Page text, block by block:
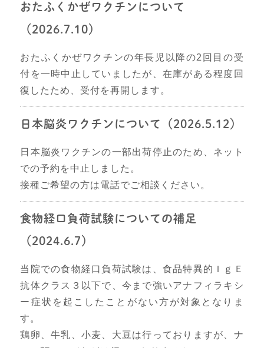
おたふくかぜワクチンについて
（2026.7.10）
おたふくかぜワクチンの年長児以降の2回目の受
付を一時中止していましたが、在庫がある程度回
復したため、受付を再開します。
日本脳炎ワクチンについて（2026.5.12）
日本脳炎ワクチンの一部出荷停止のため、ネット
での予約を中止しました。
接種ご希望の方は電話でご相談ください。
食物経口負荷試験についての補足
（2024.6.7）
当院での食物経口負荷試験は、食品特異的ＩｇＥ
抗体クラス３以下で、今まで強いアナフィラキシ
ー症状を起こしたことがない方が対象となりま
す。
鶏卵、牛乳、小麦、大豆は行っておりますが、ナ